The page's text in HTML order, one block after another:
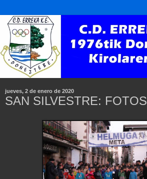
jueves, 2 de enero de 2020
SAN SILVESTRE: FOTOS